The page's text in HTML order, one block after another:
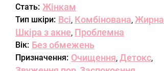
Стать: Жінкам
Тип шкіри: Всі, Комбінована, Жирна
Шкіра з акне, Проблемна
Вік: Без обмежень
Призначення: Очищення, Детокс,